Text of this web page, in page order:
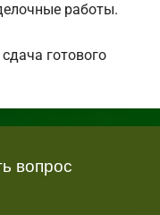
работы.
готового
вопрос